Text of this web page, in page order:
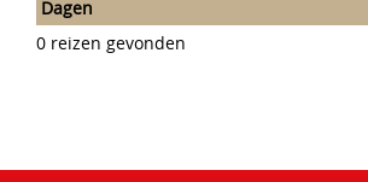
0 reizen gevonden